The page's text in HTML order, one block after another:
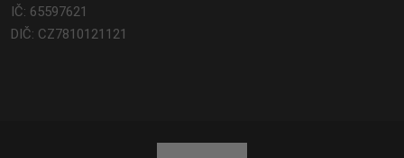
IČ: 65597621
DIČ: CZ7810121121